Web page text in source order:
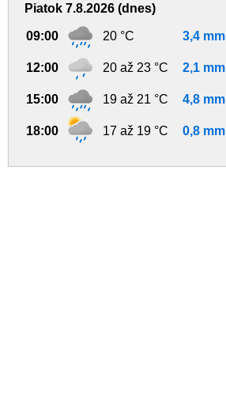
Piatok 7.8.2026 (dnes)
09:00 20 °C 3,4 mm
12:00 20 až 23 °C 2,1 mm
15:00 19 až 21 °C 4,8 mm
18:00 17 až 19 °C 0,8 mm